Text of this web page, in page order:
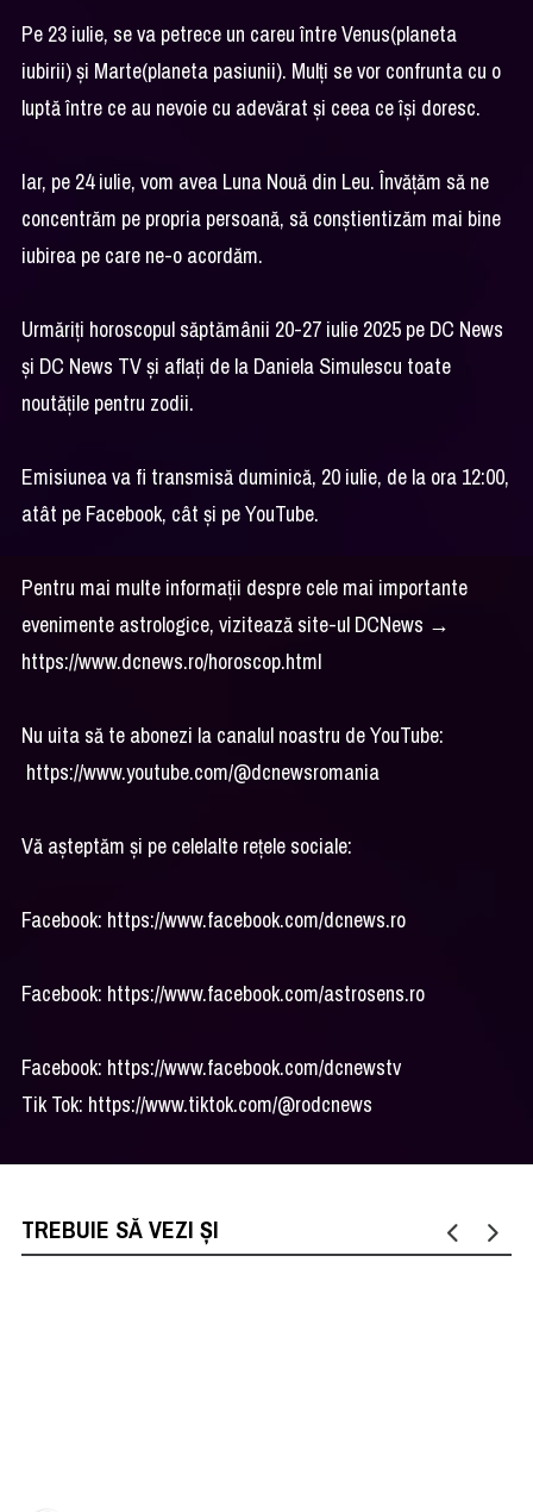
Pe 23 iulie, se va petrece un careu între Venus(planeta
iubirii) și Marte(planeta pasiunii). Mulți se vor confrunta cu o
luptă între ce au nevoie cu adevărat și ceea ce își doresc.
Iar, pe 24 iulie, vom avea Luna Nouă din Leu. Învățăm să ne
concentrăm pe propria persoană, să conștientizăm mai bine
iubirea pe care ne-o acordăm.
Urmăriţi horoscopul săptămânii 20-27 iulie 2025 pe DC News
şi DC News TV şi aflaţi de la Daniela Simulescu toate
noutăţile pentru zodii.
Emisiunea va fi transmisă duminică, 20 iulie, de la ora 12:00,
atât pe Facebook, cât şi pe YouTube.
Pentru mai multe informații despre cele mai importante
evenimente astrologice, vizitează site-ul DCNews →
https://www.dcnews.ro/horoscop.html
Nu uita să te abonezi la canalul noastru de YouTube:
https://www.youtube.com/@dcnewsromania
Vă așteptăm și pe celelalte rețele sociale:
Facebook: https://www.facebook.com/dcnews.ro
Facebook: https://www.facebook.com/astrosens.ro
Facebook: https://www.facebook.com/dcnewstv
Tik Tok: https://www.tiktok.com/@rodcnews
TREBUIE SĂ VEZI ȘI